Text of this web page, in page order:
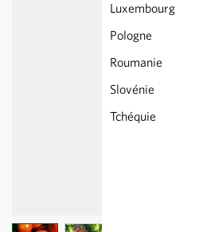
Luxembourg
Pologne
Roumanie
Slovénie
Tchéquie